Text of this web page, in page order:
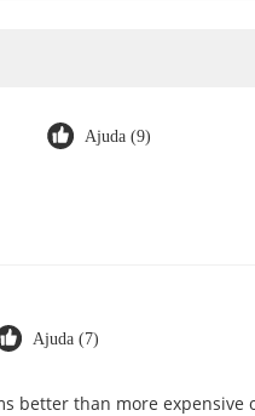
Ajuda (9)
Ajuda (7)
better than more expensive